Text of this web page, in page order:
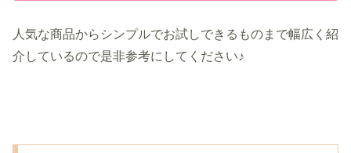
人気な商品からシンプルでお試しできるものまで幅広く紹
介しているので是非参考にしてください♪